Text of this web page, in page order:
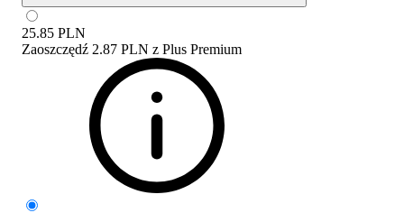
25.85 PLN
Zaoszczędź 2.87 PLN z Plus Premium